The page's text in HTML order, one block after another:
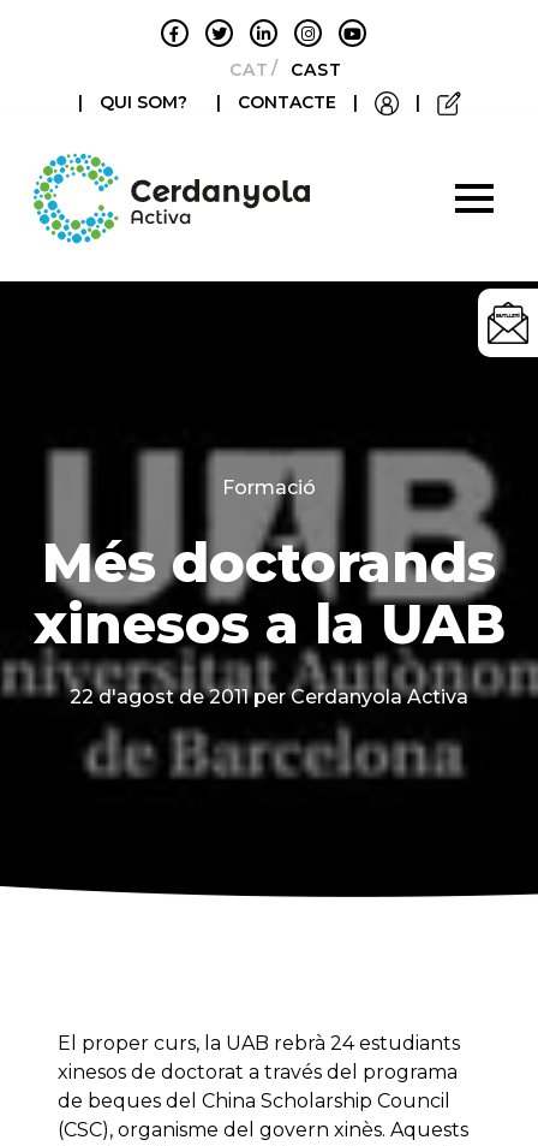
CATALÀCASTELLANO
|
QUI SOM? | CONTACTE | |
Categories
Formació
Més doctorands
xinesos a la UAB
22 d'agost de 2011 per Cerdanyola Activa
El proper curs, la UAB rebrà 24 estudiants
xinesos de doctorat a través del programa
de beques del China Scholarship Council
(CSC), organisme del govern xinès. Aquests